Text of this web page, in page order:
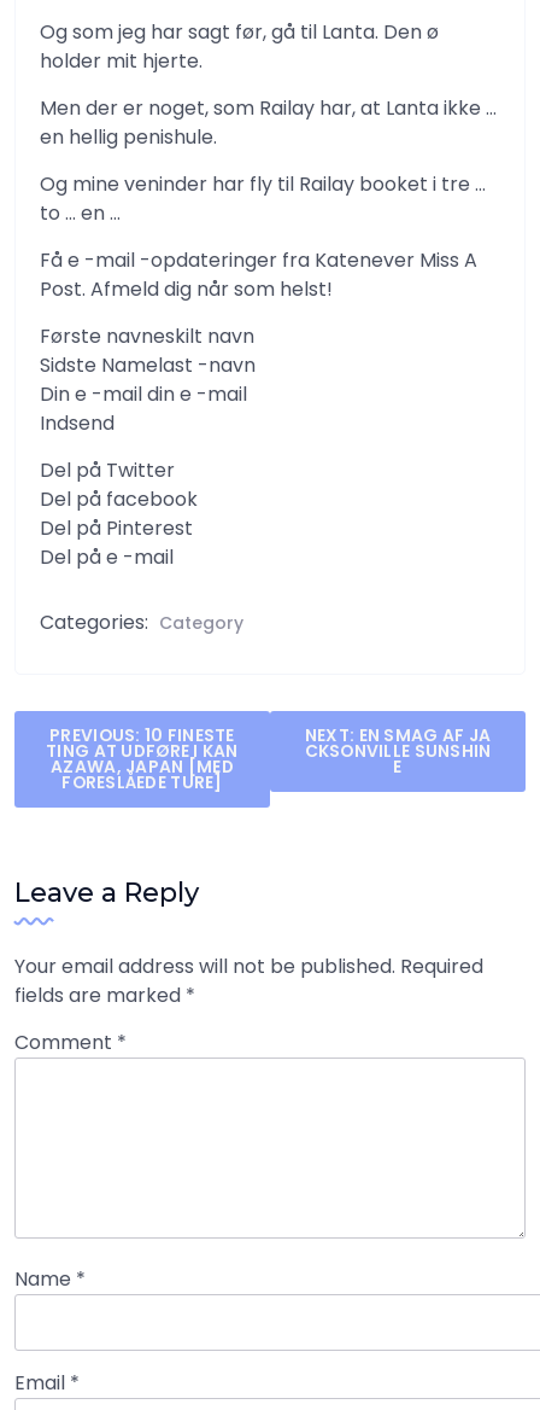
Og som jeg har sagt før, gå til Lanta. Den ø
holder mit hjerte.
Men der er noget, som Railay har, at Lanta ikke …
en hellig penishule.
Og mine veninder har fly til Railay booket i tre …
to … en …
Få e -mail -opdateringer fra Katenever Miss A
Post. Afmeld dig når som helst!
Første navneskilt navn
Sidste Namelast -navn
Din e -mail din e -mail
Indsend
Del på Twitter
Del på facebook
Del på Pinterest
Del på e -mail
Categories: Category
Post
navigation
PREVIOUS: 10 FINESTE
TING AT UDFØRE I KAN
AZAWA, JAPAN [MED
FORESLÅEDE TURE]
NEXT: EN SMAG AF JA
CKSONVILLE SUNSHIN
E
Leave a Reply
Your email address will not be published. Required
fields are marked *
Comment *
Name *
Email *